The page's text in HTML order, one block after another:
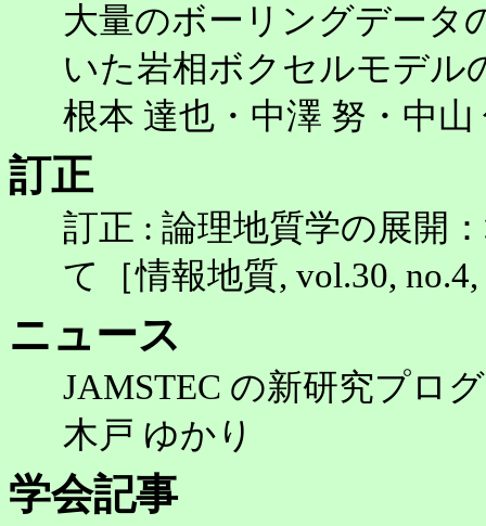
大量のボーリングデータ
いた岩相ボクセルモデ
根本 達也・中澤 努・中山
訂正
訂正 : 論理地質学の展開
て［情報地質, vol.30,
ニュース
JAMSTEC の新研究プロ
木戸 ゆかり
学会記事